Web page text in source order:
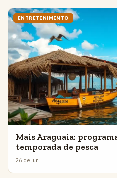
ENTRETENIMENTO
Mais Araguaia:
temporada de pesca
26 de jun.